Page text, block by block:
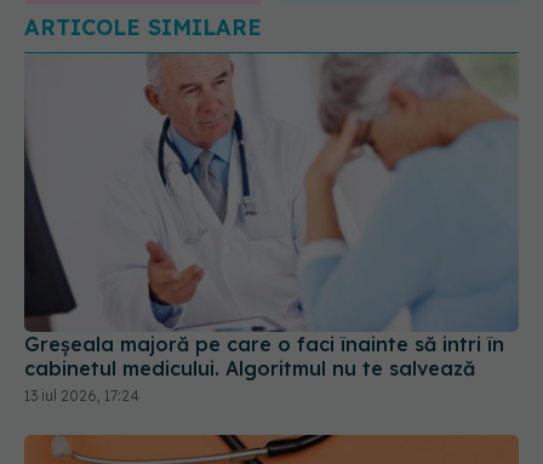
Greșeala majoră pe care o faci înainte să intri în
cabinetul medicului. Algoritmul nu te salvează
13 iul 2026, 17:24